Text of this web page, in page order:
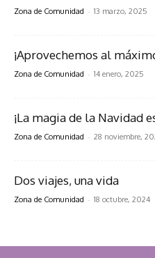
Zona de Comunidad - 13 marzo, 2025
¡Aprovechemos al
Zona de Comunidad - 14 enero, 2025
¡La magia de la Navidad
Zona de Comunidad - 28 noviembre,
Dos viajes, una vida
Zona de Comunidad - 18 octubre, 2024